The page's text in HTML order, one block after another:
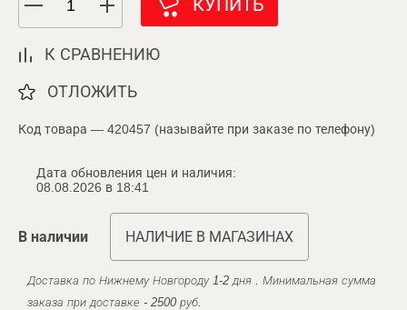
КУПИТЬ
К СРАВНЕНИЮ
ОТЛОЖИТЬ
Код товара — 420457 (называйте при заказе по телефону)
Дата обновления цен и наличия:
08.08.2026 в 18:41
В наличии НАЛИЧИЕ В МАГАЗИНАХ
Доставка по Нижнему Новгороду 1-2 дня . Минимальная сумма
заказа при доставке - 2500 руб.